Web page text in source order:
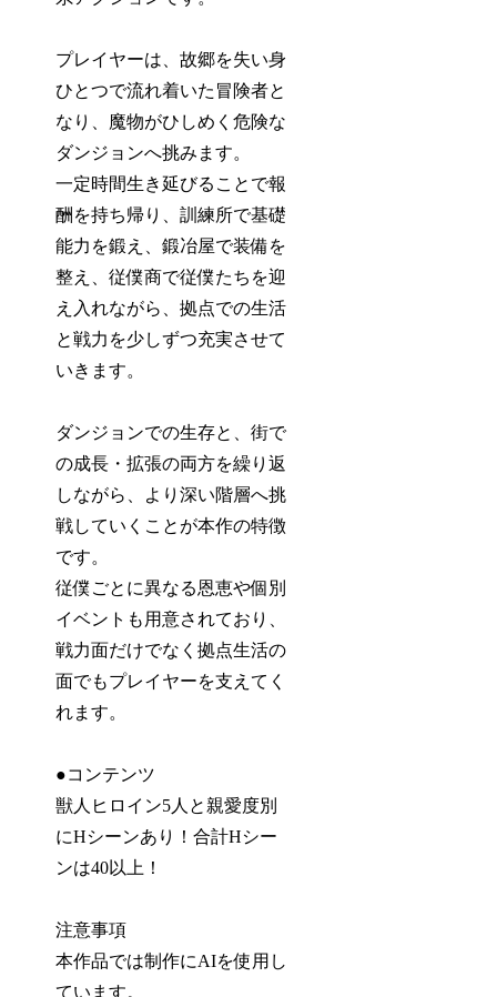
プレイヤーは、故郷を失い身
ひとつで流れ着いた冒険者と
なり、魔物がひしめく危険な
ダンジョンへ挑みます。
一定時間生き延びることで報
酬を持ち帰り、訓練所で基礎
能力を鍛え、鍛冶屋で装備を
整え、従僕商で従僕たちを迎
え入れながら、拠点での生活
と戦力を少しずつ充実させて
いきます。
ダンジョンでの生存と、街で
の成長・拡張の両方を繰り返
しながら、より深い階層へ挑
戦していくことが本作の特徴
です。
従僕ごとに異なる恩恵や個別
イベントも用意されており、
戦力面だけでなく拠点生活の
面でもプレイヤーを支えてく
れます。
●コンテンツ
獣人ヒロイン5人と親愛度別
にHシーンあり！合計Hシー
ンは40以上！
注意事項
本作品では制作にAIを使用し
ています。